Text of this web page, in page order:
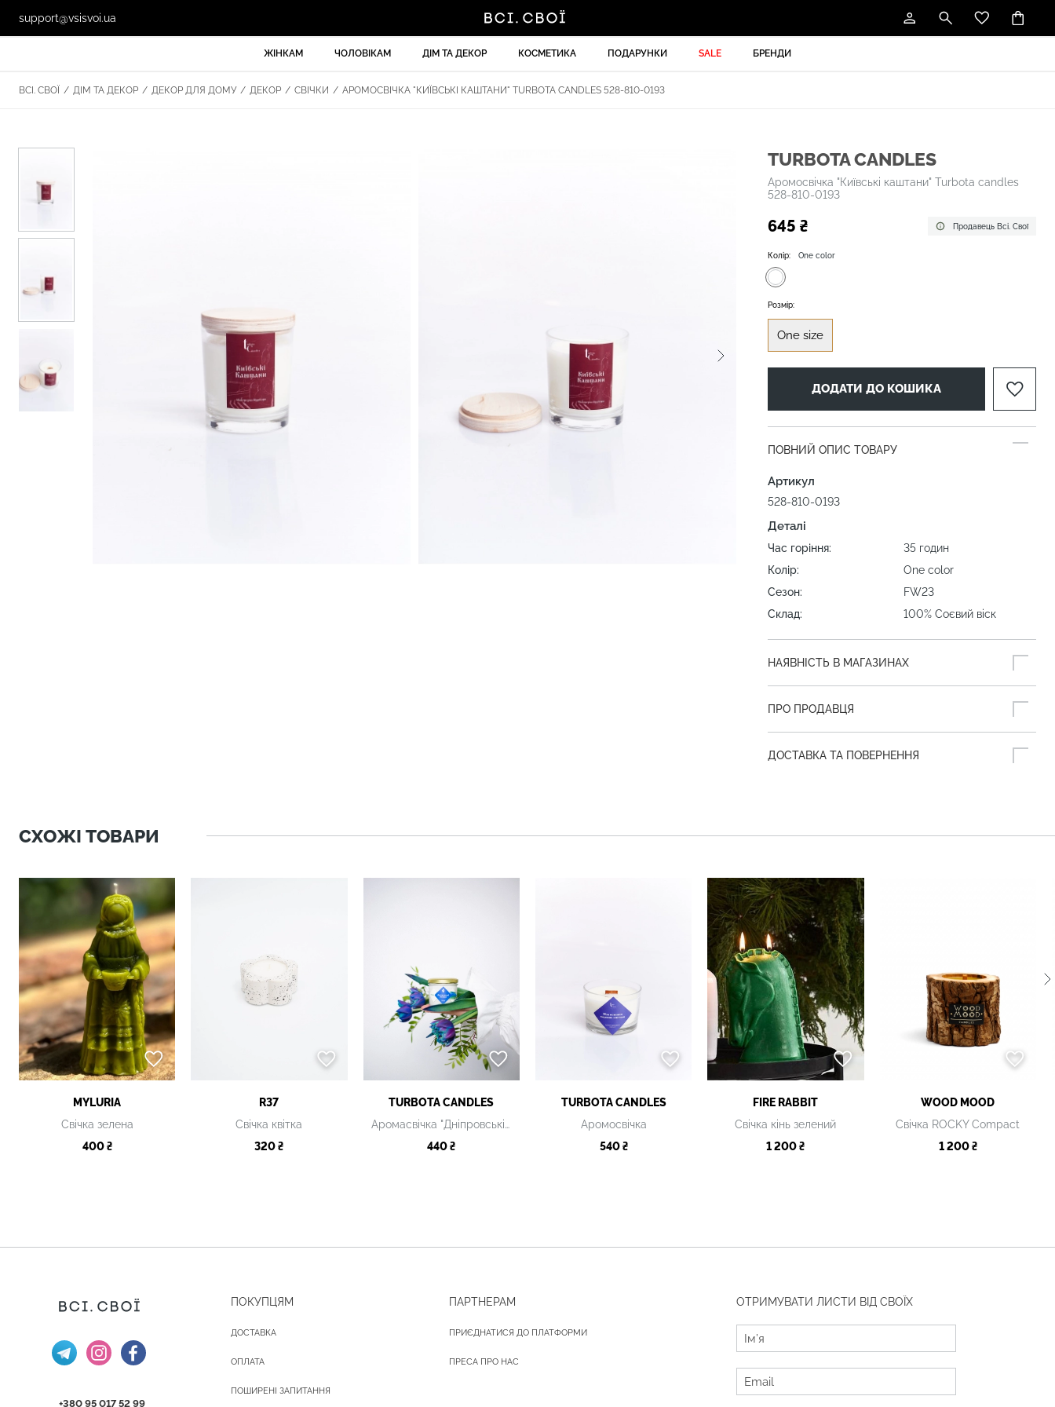
support@vsisvoi.ua
ЖІНКАМ ЧОЛОВІКАМ ДІМ ТА ДЕКОР КОСМЕТИКА ПОДАРУНКИ SALE БРЕНДИ
ВСІ. СВОЇ / ДІМ ТА ДЕКОР / ДЕКОР ДЛЯ ДОМУ / ДЕКОР / СВІЧКИ / АРОМОСВІЧКА "КИЇВСЬКІ КАШТАНИ" TURBOTA CANDLES 528-810-0193
TURBOTA CANDLES
Аромосвічка "Київські каштани" Turbota candles
528-810-0193
645 ₴ Продавець Всі. Свої
Колір: One color
Розмір:
One size
ДОДАТИ ДО КОШИКА
ПОВНИЙ ОПИС ТОВАРУ
Артикул
528-810-0193
Деталі
Час горіння:
35 годин
Колір:
One color
Сезон:
FW23
Склад:
100% Соєвий віск
НАЯВНІСТЬ В МАГАЗИНАХ
ПРО ПРОДАВЦЯ
ДОСТАВКА ТА ПОВЕРНЕННЯ
СХОЖІ ТОВАРИ
MYLURIA
Свічка зелена
400 ₴
R37
Свічка квітка
320 ₴
TURBOTA CANDLES
Аромасвічка "Дніпровські плавні", 130 мл
440 ₴
TURBOTA CANDLES
Аромосвічка
540 ₴
FIRE RABBIT
Свічка кінь зелений
1 200 ₴
WOOD MOOD
Свічка ROCKY Compact
1 200 ₴
+380 95 017 52 99
ПОКУПЦЯМ
ДОСТАВКА
ОПЛАТА
ПОШИРЕНІ ЗАПИТАННЯ
ПАРТНЕРАМ
ПРИЄДНАТИСЯ ДО ПЛАТФОРМИ
ПРЕСА ПРО НАС
ОТРИМУВАТИ ЛИСТИ ВІД СВОЇХ